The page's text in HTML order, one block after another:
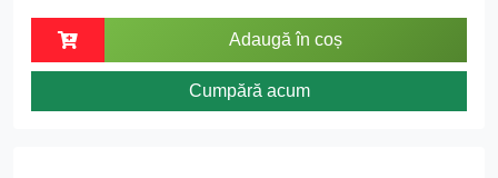
Adaugă în coș
Cumpără acum